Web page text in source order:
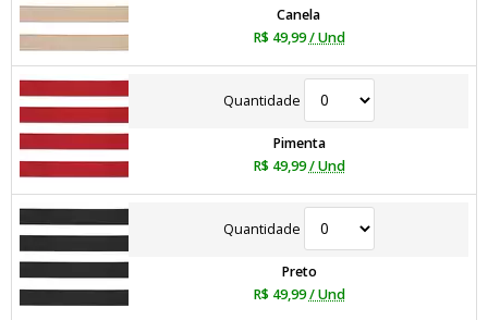
Canela
R$ 49,99 / Und
Quantidade
Pimenta
R$ 49,99 / Und
Quantidade
Preto
R$ 49,99 / Und